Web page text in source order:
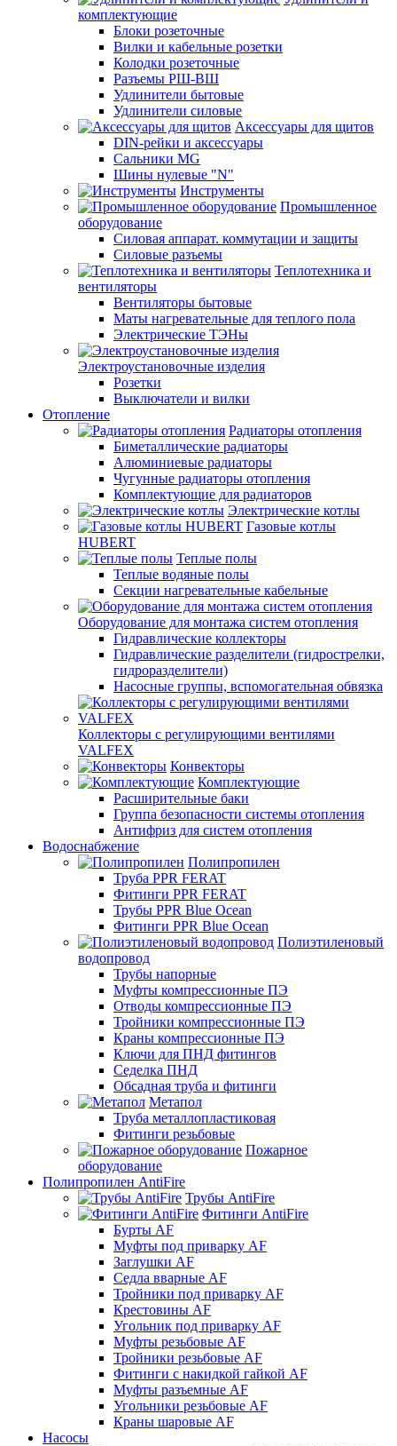
комплектующие
Блоки розеточные
Вилки и кабельные розетки
Колодки розеточные
Разъемы РШ-ВШ
Удлинители бытовые
Удлинители силовые
Аксессуары для щитов
DIN-рейки и аксессуары
Сальники MG
Шины нулевые "N"
Инструменты
Промышленное
оборудование
Силовая аппарат. коммутации и защиты
Силовые разъемы
Теплотехника и
вентиляторы
Вентиляторы бытовые
Маты нагревательные для теплого пола
Электрические ТЭНы
Электроустановочные изделия
Розетки
Выключатели и вилки
Отопление
Радиаторы отопления
Биметаллические радиаторы
Алюминиевые радиаторы
Чугунные радиаторы отопления
Комплектующие для радиаторов
Электрические котлы
Газовые котлы
HUBERT
Теплые полы
Теплые водяные полы
Секции нагревательные кабельные
Оборудование для монтажа систем отопления
Гидравлические коллекторы
Гидравлические разделители (гидрострелки,
гидроразделители)
Насосные группы, вспомогательная обвязка
Коллекторы с регулирующими вентилями
VALFEX
Конвекторы
Комплектующие
Расширительные баки
Группа безопасности системы отопления
Антифриз для систем отопления
Водоснабжение
Полипропилен
Труба PPR FERAT
Фитинги PPR FERAT
Трубы PPR Blue Ocean
Фитинги PPR Blue Ocean
Полиэтиленовый
водопровод
Трубы напорные
Муфты компрессионные ПЭ
Отводы компрессионные ПЭ
Тройники компрессионные ПЭ
Краны компрессионные ПЭ
Ключи для ПНД фитингов
Седелка ПНД
Обсадная труба и фитинги
Метапол
Труба металлопластиковая
Фитинги резьбовые
Пожарное
оборудование
Полипропилен AntiFire
Трубы AntiFire
Фитинги AntiFire
Бурты AF
Муфты под приварку AF
Заглушки AF
Седла вварные AF
Тройники под приварку AF
Крестовины AF
Угольник под приварку AF
Муфты резьбовые AF
Тройники резьбовые AF
Фитинги с накидкой гайкой AF
Муфты разъемные AF
Угольники резьбовые AF
Краны шаровые AF
Насосы